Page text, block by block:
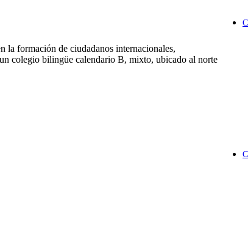
la formación de ciudadanos internacionales,
colegio bilingüe calendario B, mixto, ubicado al norte